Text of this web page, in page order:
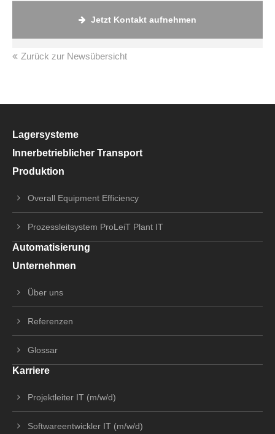
Jetzt Kontakt aufnehmen
Zurück zur Newsübersicht
Lagersysteme
Innerbetrieblicher Transport
Produktion
Overall Equipment Efficiency
Prozessleitsystem ProLeiT Plant IT
Automatisierung
Unternehmen
Über uns
Referenzen
Glossar
Karriere
Projektleiter IT (m/w/d)
Softwareentwickler IT (m/w/d)